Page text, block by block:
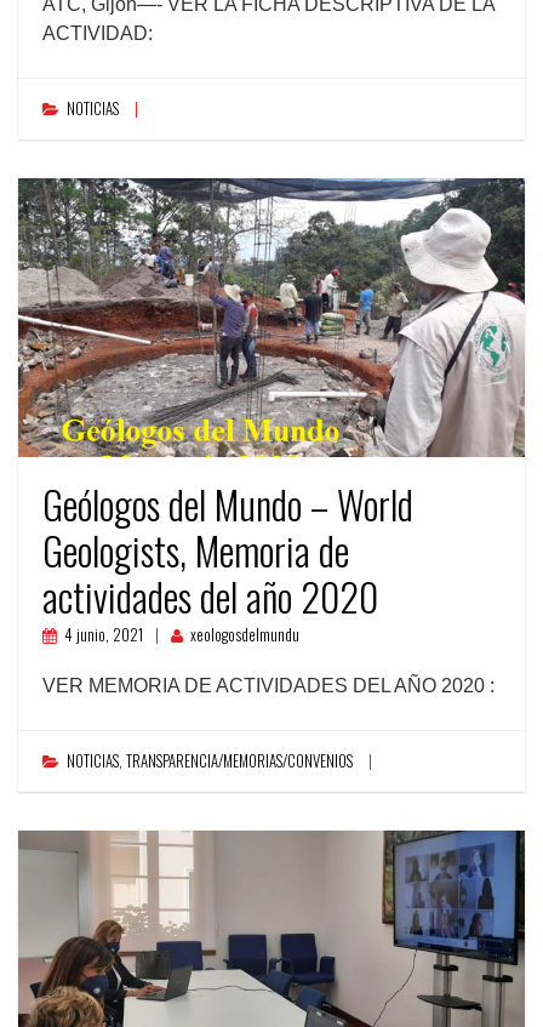
ATC, Gijón—- VER LA FICHA DESCRIPTIVA DE LA
ACTIVIDAD:
NOTICIAS
Geólogos del Mundo – World
Geologists, Memoria de
actividades del año 2020
4 junio, 2021 xeologosdelmundu
VER MEMORIA DE ACTIVIDADES DEL AÑO 2020 :
NOTICIAS, TRANSPARENCIA/MEMORIAS/CONVENIOS